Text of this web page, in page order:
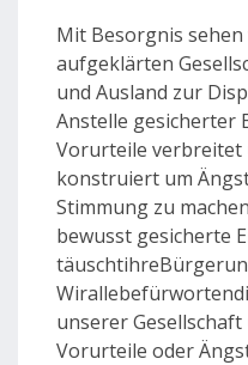
Mit Besorgnis
aufgeklärten
und Ausland zur
Anstelle gesicherter
Vorurteile verbreitet
konstruiert um
Stimmung zu
bewusst gesicherte
unserer
Vorurteile oder